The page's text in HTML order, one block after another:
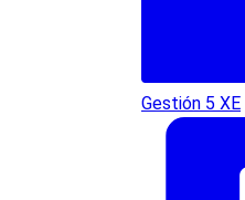
Gestión 5 XE